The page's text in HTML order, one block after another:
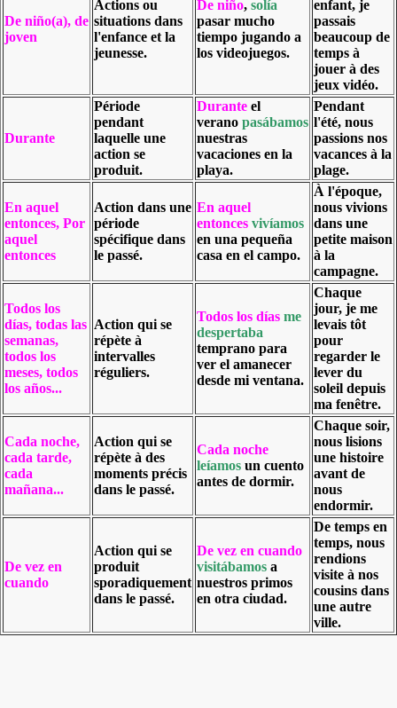
De niño(a), de
joven
Actions ou
situations dans
l'enfance et la
jeunesse.
De niño, solía
pasar mucho
tiempo jugando a
los videojuegos.
enfant, je
passais
beaucoup de
temps à
jouer à des
jeux vidéo.
Durante
Période
pendant
laquelle une
action se
produit.
Durante el
verano pasábamos
nuestras
vacaciones en la
playa.
Pendant
l'été, nous
passions nos
vacances à la
plage.
En aquel
entonces, Por
aquel
entonces
Action dans une
période
spécifique dans
le passé.
En aquel
entonces vivíamos
en una pequeña
casa en el campo.
À l'époque,
nous vivions
dans une
petite maison
à la
campagne.
Todos los
días, todas las
semanas,
todos los
meses, todos
los años...
Action qui se
répète à
intervalles
réguliers.
Todos los días me
despertaba
temprano para
ver el amanecer
desde mi ventana.
Chaque
jour, je me
levais tôt
pour
regarder le
lever du
soleil depuis
ma fenêtre.
Cada noche,
cada tarde,
cada
mañana...
Action qui se
répète à des
moments précis
dans le passé.
Cada noche
leíamos un cuento
antes de dormir.
Chaque soir,
nous lisions
une histoire
avant de
nous
endormir.
De vez en
cuando
Action qui se
produit
sporadiquement
dans le passé.
De vez en cuando
visitábamos a
nuestros primos
en otra ciudad.
De temps en
temps, nous
rendions
visite à nos
cousins dans
une autre
ville.